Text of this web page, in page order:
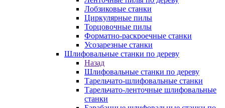
Лобзиковые станки
Циркулярные пилы
Торцовочные пилы
Форматно-раскроечные станки
Усозарезные станки
Шлифовальные станки по дереву
Назад
Шлифовальные станки по дереву
Тарельчато-шлифовальные станки
Тарельчато-ленточные шлифовальные
станки